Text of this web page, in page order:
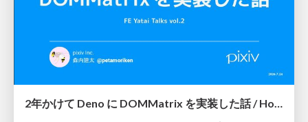
2年かけて Deno に DOMMatrix を実装した話 / How I implemented DOMMatrix in Deno over two years